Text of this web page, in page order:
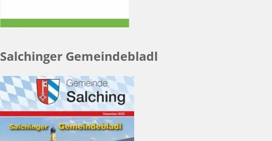
Salchinger Gemeindebladl